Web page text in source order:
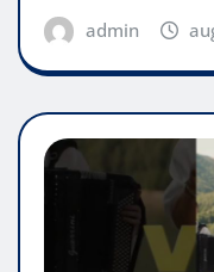
admin